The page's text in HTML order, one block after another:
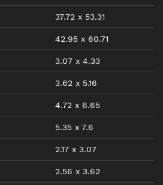
37.72 x 53.31
42.95 x 60.71
3.07 x 4.33
3.62 x 5.16
4.72 x 6.65
5.35 x 7.6
2.17 x 3.07
2.56 x 3.62